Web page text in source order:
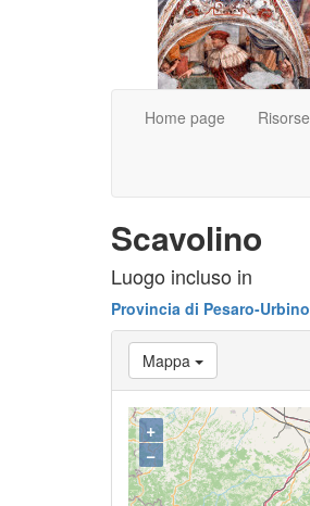
Home page Risorse
Scavolino
Luogo incluso in
Provincia di Pesaro-Urbino
Mappa
+
−